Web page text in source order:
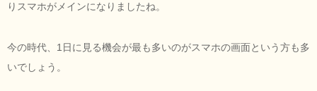
りスマホがメインになりましたね。
今の時代、1日に見る機会が最も多いのがスマホの画面という方も多
いでしょう。